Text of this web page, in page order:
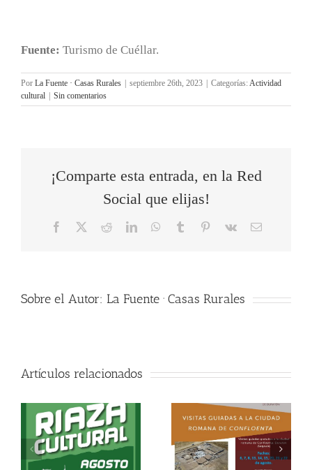
Fuente: Turismo de Cuéllar.
Por La Fuente · Casas Rurales septiembre 26th, 2023 Categorías:Actividad
cultural
Sin comentarios
¡Comparte esta entrada, en la Red
Social que elijas!
Facebook RedditLinkedInWhatsApp
Tumblr Pinterest
Vk
Correo
Sobre el Autor: La Fuente · Casas Rurales
Artículos relacionados